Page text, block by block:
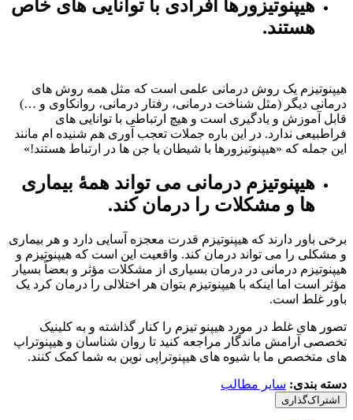
هیپنوتیزورها افرادی با توانایی های خاص
هستند.
هیپنوتیزم یک روش درمانی علمی است که مثل همه روش های
درمانی دیگر (مثل شناخت درمانی، رفتار درمانی، روانکاوی و …)
قابل آموزش و یادگیری است و هیچ ارتباطی با توانایی های
فراطبیعی ندارد. در این باره جملات تعجب آوری هم شنیده ام مانند
این جمله که «هیپنوتیزورها با شیطان یا جن ها در ارتباط هستند!»
هیپنوتیزم درمانی می تواند همۀ بیماری
ها و مشکلات را درمان کند.
برخی باور دارند که هیپنوتیزم قدرت معجزه آسایی دارد و هر بیماری
و مشکلی را می تواند درمان کند. واقعیت این است که هیپنوتیزم و
هیپنوتیزم درمانی در درمان بسیاری از مشکلات مؤثر و بعضاً بسیار
مؤثر است اما اینکه با هیپنوتیزم بتوان هر اختلالی را درمان کرد یک
باور غلط است.
تصور های غلط در مورد هیپنو تیزم را کنار گذاشته و به کلینیک
تخصصی آرامش ماندگار مراجعه کنید تا روان شناسان و هیپنوتراپ
های متخصص ما با شیوه های هیپنوتراپی نوین به شما کمک کنند.
دسته بندی: سایر مطالب
اشتراک‌گذاری